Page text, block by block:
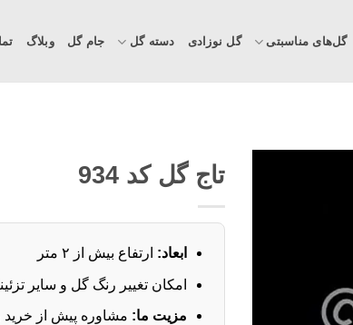
گل‌های مناسبتی گل نوزادی دسته گل جام گل وبلاگ
تاج گل کد 934
ابعاد: ارتفاع بیش از ۲ متر
امکان تغییر رنگ گل و سایر
مزیت ما: مشاوره پیش از